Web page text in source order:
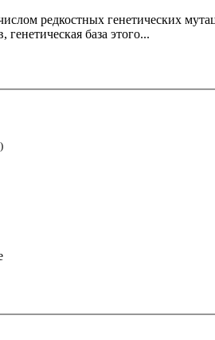
редкостных генетических
база этого...